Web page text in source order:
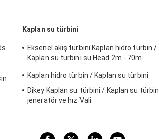
Kaplan su türbini
Eksenel akış türbini Kaplan hidro türbin /
Kaplan su türbini su Head 2m - 70m
Kaplan hidro türbin / Kaplan su türbini
Dikey Kaplan su türbini / Kaplan su türbin
jeneratör ve hız Vali